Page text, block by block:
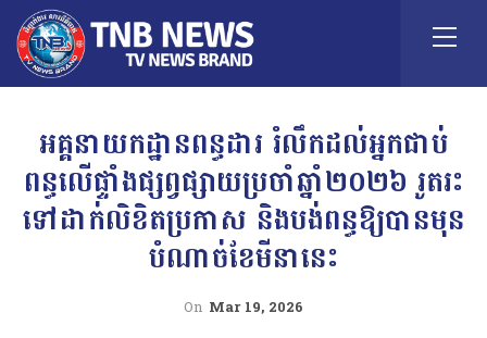
អគ្គនាយកដ្ឋានពន្ធដារ រំលឹកដល់អ្នកជាប់
ពន្ធលើផ្ទាំងផ្សព្វផ្សាយប្រចាំឆ្នាំ២០២៦ រូតរះ
ទៅដាក់លិខិតប្រកាស និងបង់ពន្ធឱ្យបានមុន
បំណាច់ខែមីនានេះ
On Mar 19, 2026